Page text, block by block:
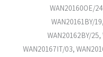
WAN20160OE/
WAN20161BY/
WAN20162BY/
WAN20167IT/03,